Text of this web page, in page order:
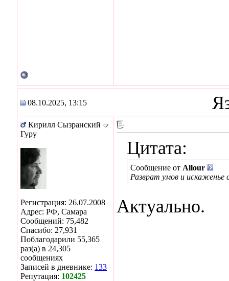
08.10.2025, 13:15
Кирилл Сызранский
Гуру
Регистрация: 26.07.2008
Адрес: РФ, Самара
Сообщений: 75,482
Спасибо: 27,931
Поблагодарили 55,365
раз(а) в 24,305
сообщениях
Записей в дневнике: 133
Репутация: 102425
Цитата:
Сообщение от Allour
Разврат умов и искаженье
Актуально.